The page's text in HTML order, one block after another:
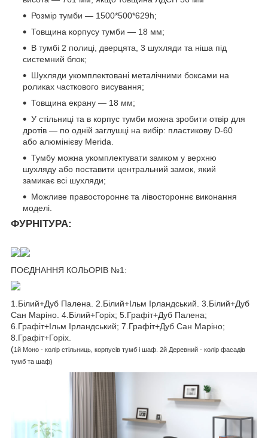
Розмір тумби — 1500*500*629h;
Товщина корпусу тумби — 18 мм;
В тумбі 2 полиці, дверцята, 3 шухляди та ніша під
системний блок;
Шухляди укомплектовані металічними боксами на
роликах часткового висування;
Товщина екрану — 18 мм;
У стільниці та в корпус тумби можна зробити отвір для
дротів — по одній заглушці на вибір: пластикову D-60
або алюмінієву Merida.
Тумбу можна укомплектувати замком у верхню
шухляду або поставити центральний замок, який
замикає всі шухляди;
Можливе правостороннє та лівостороннє виконання
моделі.
ФУРНІТУРА:
ПОЄДНАННЯ КОЛЬОРІВ №1:
1.Білий+Дуб Палена. 2.Білий+Ільм Ірландський. 3.Білий+Дуб
Сан Маріно. 4.Білий+Горіх; 5.Графіт+Дуб Палена;
6.Графіт+Ільм Ірландський; 7.Графіт+Дуб Сан Маріно;
8.Графіт+Горіх.
(1й Моно - колір стільниць, корпусів тумб і шаф. 2й Деревний - колір фасадів
тумб та шаф)